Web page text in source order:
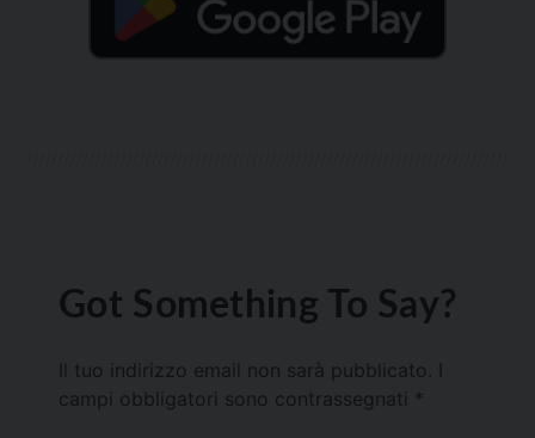
Got Something To Say?
Il tuo indirizzo email non sarà pubblicato.
campi obbligatori sono contrassegnati *